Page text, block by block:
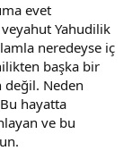
evet
Yahudilik
neredeyse iç
başka bir
değil. Neden
hayatta
ve bu